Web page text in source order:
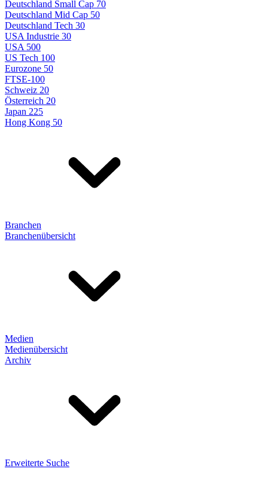
Deutschland Small Cap 70
Deutschland Mid Cap 50
Deutschland Tech 30
USA Industrie 30
USA 500
US Tech 100
Eurozone 50
FTSE-100
Schweiz 20
Österreich 20
Japan 225
Hong Kong 50
Branchen
Branchenübersicht
Medien
Medienübersicht
Archiv
Erweiterte Suche